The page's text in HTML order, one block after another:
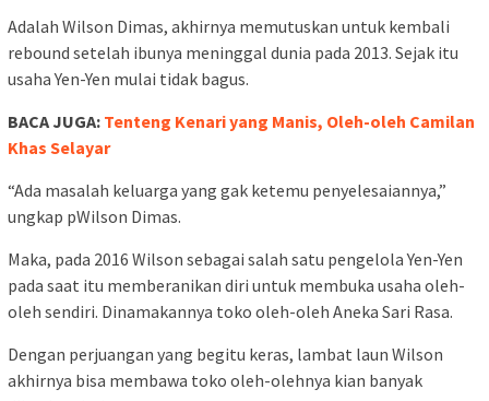
Adalah Wilson Dimas, akhirnya memutuskan untuk kembali
rebound setelah ibunya meninggal dunia pada 2013. Sejak itu
usaha Yen-Yen mulai tidak bagus.
BACA JUGA: Tenteng Kenari yang Manis, Oleh-oleh Camilan
Khas Selayar
“Ada masalah keluarga yang gak ketemu penyelesaiannya,”
ungkap pWilson Dimas.
Maka, pada 2016 Wilson sebagai salah satu pengelola Yen-Yen
pada saat itu memberanikan diri untuk membuka usaha oleh-
oleh sendiri. Dinamakannya toko oleh-oleh Aneka Sari Rasa.
Dengan perjuangan yang begitu keras, lambat laun Wilson
akhirnya bisa membawa toko oleh-olehnya kian banyak